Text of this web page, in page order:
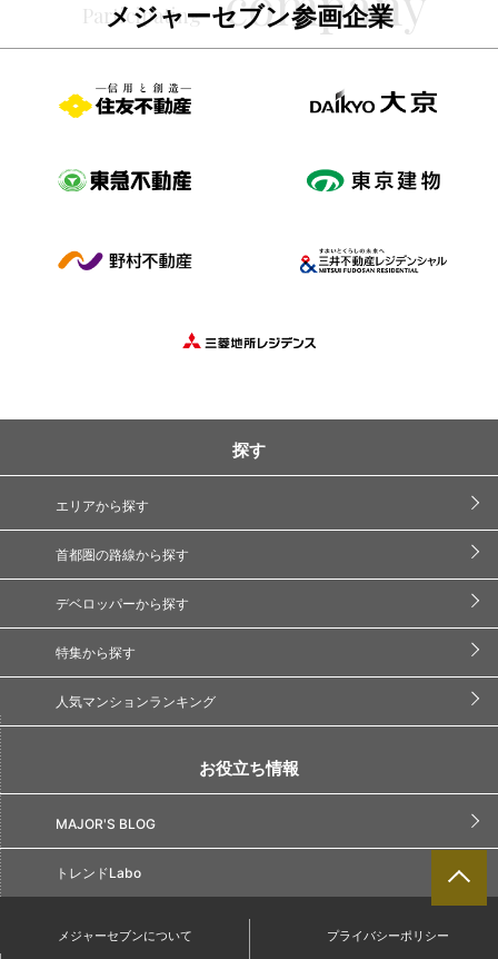
メジャーセブン参画企業
探す
エリアから探す
首都圏の路線から探す
デベロッパーから探す
特集から探す
人気マンションランキング
お役立ち情報
MAJOR'S BLOG
トレンドLabo
メジャーセブンについて プライバシーポリシー